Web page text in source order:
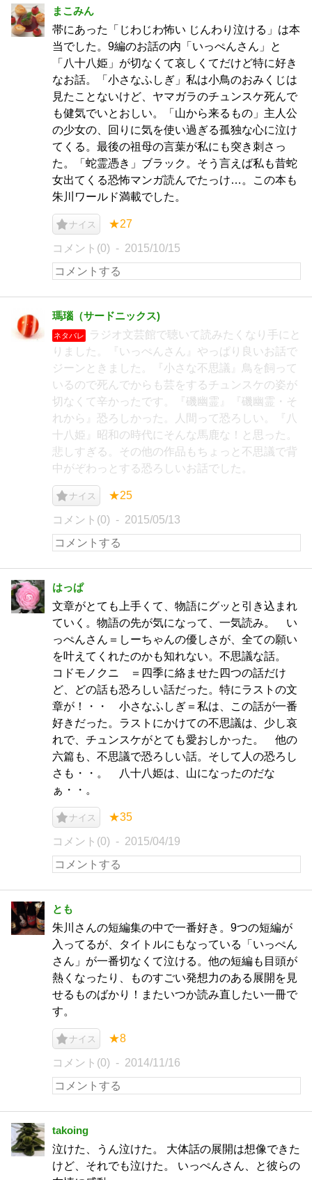
まこみん
帯にあった「じわじわ怖い じんわり泣ける」は本
当でした。9編のお話の内「いっぺんさん」と
「八十八姫」が切なくて哀しくてだけど特に好き
なお話。「小さなふしぎ」私は小鳥のおみくじは
見たことないけど、ヤマガラのチュンスケ死んで
も健気でいとおしい。「山から来るもの」主人公
の少女の、回りに気を使い過ぎる孤独な心に泣け
てくる。最後の祖母の言葉が私にも突き刺さっ
た。「蛇霊憑き」ブラック。そう言えば私も昔蛇
女出てくる恐怖マンガ読んでたっけ…。この本も
朱川ワールド満載でした。
ナイス ★27
コメント(0) 2015/10/15
瑪瑙（サードニックス)
ネタバレ
ラジオ文芸館で聴いて読みたくなり手にと
りました。『いっぺんさん』やっぱり良いお話で
ジーンときました。『小さな不思議』鳥を飼って
いるので死んでからも芸をするチュンスケの姿が
切なくて辛かったです。『磯幽霊』『磯幽霊・そ
れから』恐ろしかった。人間って恐ろしい。『八
十八姫』昭和の時代にそんな馬鹿な！と思った。
悲しすぎる。その他の作品もちょっと不思議で背
中がぞわっとする恐ろしいお話でした。
ナイス ★25
コメント(0) 2015/05/13
はっぱ
文章がとても上手くて、物語にグッと引き込まれ
ていく。物語の先が気になって、一気読み。 い
っぺんさん＝しーちゃんの優しさが、全ての願い
を叶えてくれたのかも知れない。不思議な話。
コドモノクニ ＝四季に絡ませた四つの話だけ
ど、どの話も恐ろしい話だった。特にラストの文
章が！・・ 小さなふしぎ＝私は、この話が一番
好きだった。ラストにかけての不思議は、少し哀
れで、チュンスケがとても愛おしかった。 他の
六篇も、不思議で恐ろしい話。そして人の恐ろし
さも・・。 八十八姫は、山になったのだな
ぁ・・。
ナイス ★35
コメント(0) 2015/04/19
とも
朱川さんの短編集の中で一番好き。9つの短編が
入ってるが、タイトルにもなっている「いっぺん
さん」が一番切なくて泣ける。他の短編も目頭が
熱くなったり、ものすごい発想力のある展開を見
せるものばかり！またいつか読み直したい一冊で
す。
ナイス ★8
コメント(0) 2014/11/16
takoing
泣けた、うん泣けた。 大体話の展開は想像できた
けど、それでも泣けた。 いっぺんさん、と彼らの